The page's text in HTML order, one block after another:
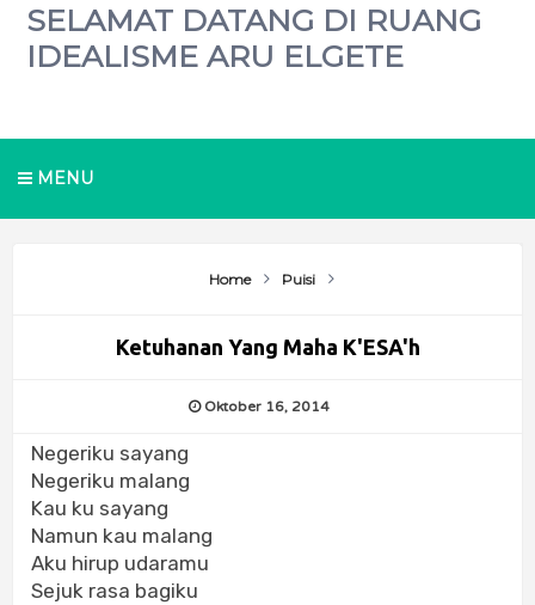
SELAMAT DATANG DI RUANG
IDEALISME ARU ELGETE
MENU
Home Puisi
Ketuhanan Yang Maha K'ESA'h
Oktober 16, 2014
Negeriku sayang
Negeriku malang
Kau ku sayang
Namun kau malang
Aku hirup udaramu
Sejuk rasa bagiku